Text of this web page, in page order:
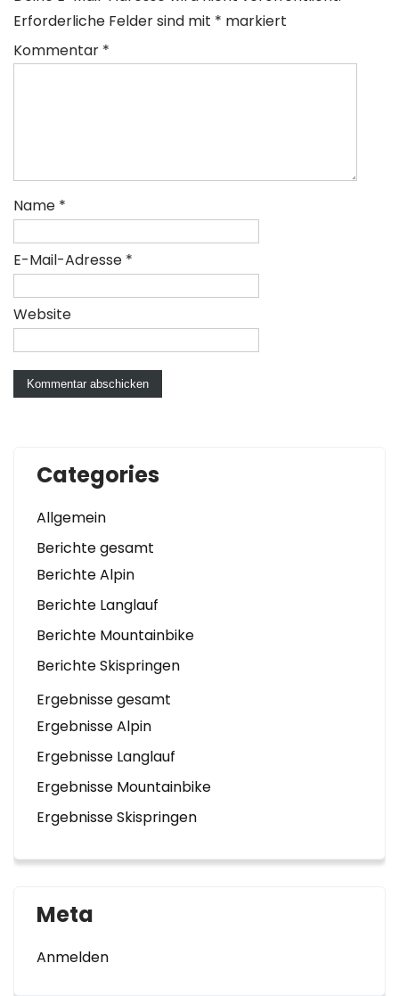
Erforderliche Felder sind mit * markiert
Kommentar *
Name *
E-Mail-Adresse *
Website
Categories
Allgemein
Berichte gesamt
Berichte Alpin
Berichte Langlauf
Berichte Mountainbike
Berichte Skispringen
Ergebnisse gesamt
Ergebnisse Alpin
Ergebnisse Langlauf
Ergebnisse Mountainbike
Ergebnisse Skispringen
Meta
Anmelden